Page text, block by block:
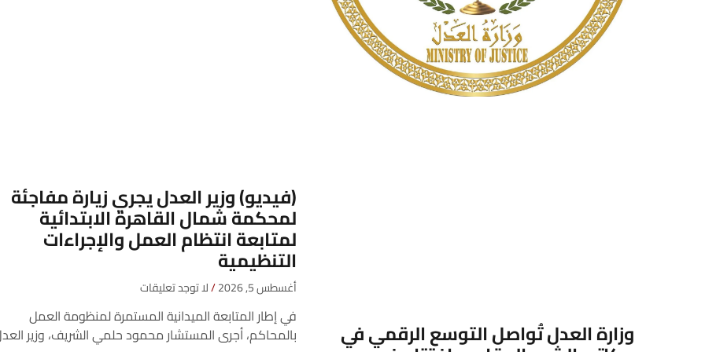
وزارة العدل تُواصل التوسع الرقمي في
(فيديو) وزير العدل يجري زيارة مفاجئة
لمحكمة شمال القاهرة الابتدائية
لمتابعة انتظام العمل والإجراءات
التنظيمية
أغسطس 5, 2026 لا توجد تعليقات
في إطار المتابعة الميدانية المستمرة لمنظومة العمل
بالمحاكم، أجرى المستشار محمود حلمي الشريف، وزير